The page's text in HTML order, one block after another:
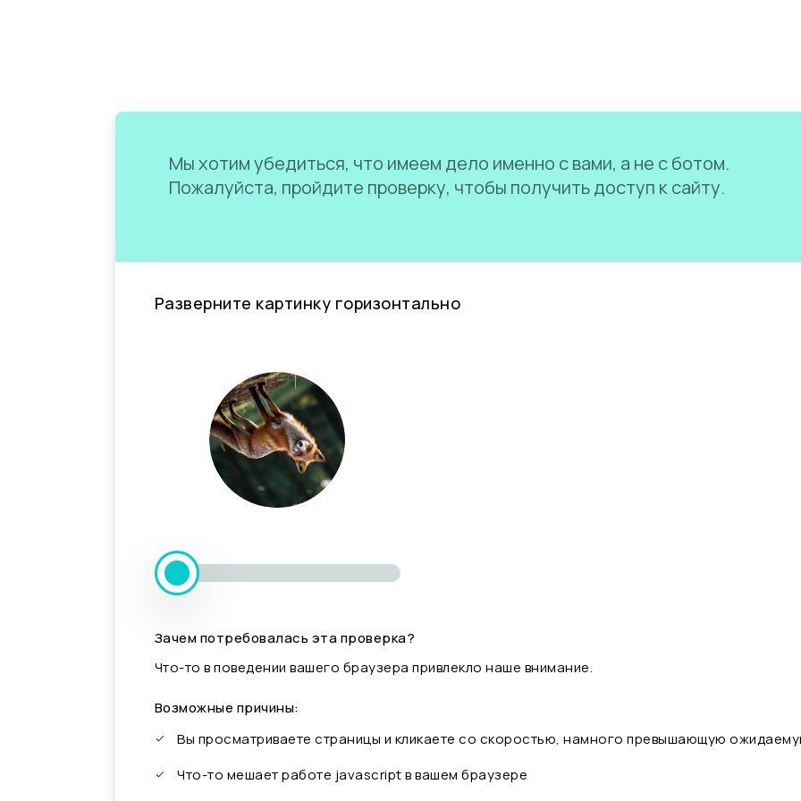
Мы хотим убедиться, что имеем дело именно с вами, а не с ботом.
Пожалуйста, пройдите проверку, чтобы получить доступ к сайту.
Разверните картинку горизонтально
Зачем потребовалась эта проверка?
Что-то в поведении вашего браузера привлекло наше внимание.
Возможные причины:
Вы просматриваете страницы и кликаете со скоростью, намного превышающую
Что-то мешает работе javascript в вашем браузере